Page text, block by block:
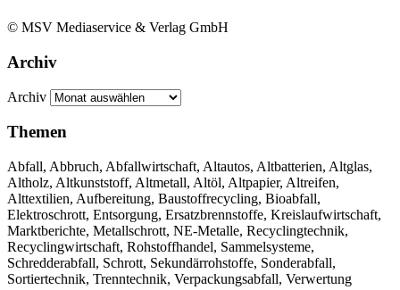
© MSV Mediaservice & Verlag GmbH
Archiv
Archiv
Themen
Abfall, Abbruch, Abfallwirtschaft, Altautos, Altbatterien, Altglas,
Altholz, Altkunststoff, Altmetall, Altöl, Altpapier, Altreifen,
Alttextilien, Aufbereitung, Baustoffrecycling, Bioabfall,
Elektroschrott, Entsorgung, Ersatzbrennstoffe, Kreislaufwirtschaft,
Marktberichte, Metallschrott, NE-Metalle, Recyclingtechnik,
Recyclingwirtschaft, Rohstoffhandel, Sammelsysteme,
Schredderabfall, Schrott, Sekundärrohstoffe, Sonderabfall,
Sortiertechnik, Trenntechnik, Verpackungsabfall, Verwertung